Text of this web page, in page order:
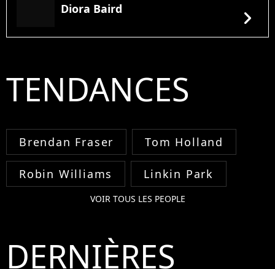
Diora Baird chevron_right
TENDANCES
Brendan Fraser Tom Holland
Robin Williams Linkin Park
VOIR TOUS LES PEOPLE
DERNIÈRES